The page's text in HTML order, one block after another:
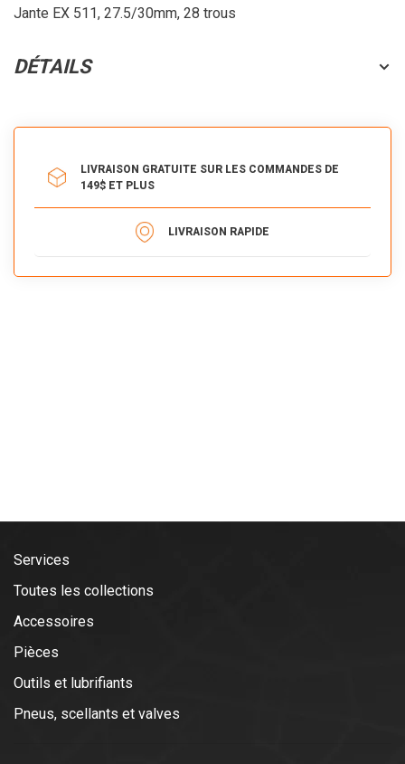
Jante EX 511, 27.5/30mm, 28 trous
DÉTAILS
LIVRAISON GRATUITE SUR LES COMMANDES DE
149$ ET PLUS
LIVRAISON RAPIDE
Services
Toutes les collections
Accessoires
Pièces
Outils et lubrifiants
Pneus, scellants et valves